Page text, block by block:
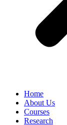
Home
About Us
Courses
Research